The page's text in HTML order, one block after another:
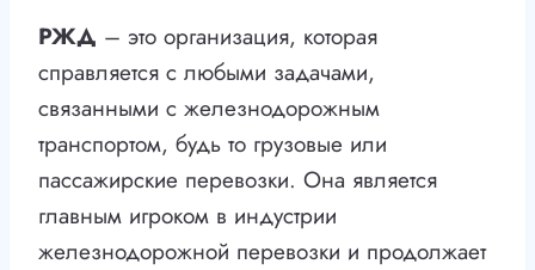
РЖД – это организация, которая
справляется с любыми задачами,
связанными с железнодорожным
транспортом, будь то грузовые или
пассажирские перевозки. Она является
главным игроком в индустрии
железнодорожной перевозки и продолжает